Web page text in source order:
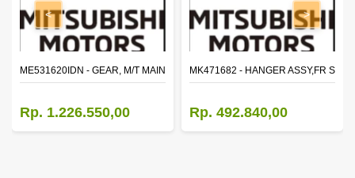
2ND SPEED (M035S5)
ME531620IDN - GEAR, M/T MAIN SHAFT REVERSE
Rp. 1.226.550,00
MK471682 - HANGER ASSY,FR
Rp. 492.840,00
< >